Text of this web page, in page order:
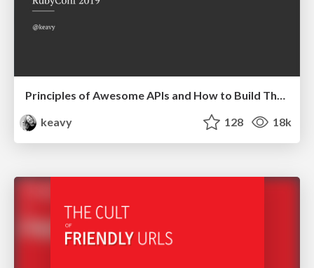
Principles of Awesome APIs and How to Build Them.
keavy
128 18k